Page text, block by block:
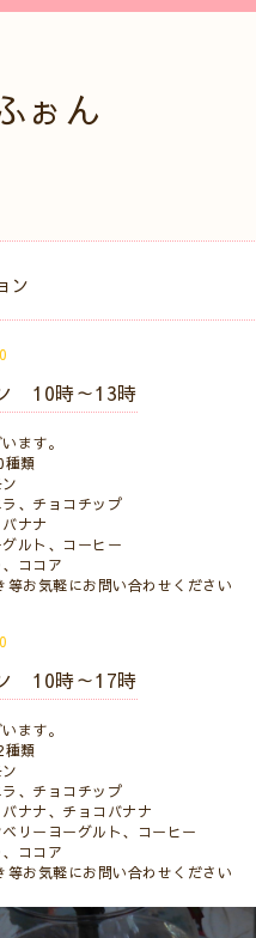
ぉん
ン
10時～13時
ます。
種類
、チョコチップ
ナナ
ルト、コーヒー
ココア
お気軽にお問い合わせください
10時～17時
ます。
種類
、チョコチップ
ナナ、チョコバナナ
ーヨーグルト、コーヒー
ココア
お気軽にお問い合わせください